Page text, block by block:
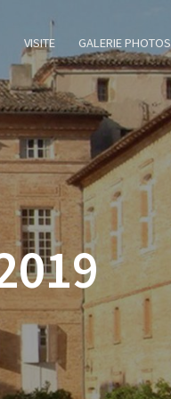
VISITE GALERIE PHOTOS